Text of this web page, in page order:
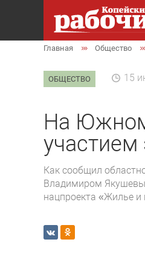
Главная Общество
ОБЩЕСТВО 15
На Южном
участием
Как сообщил
Владимиром
нацпроекта «Жилье и